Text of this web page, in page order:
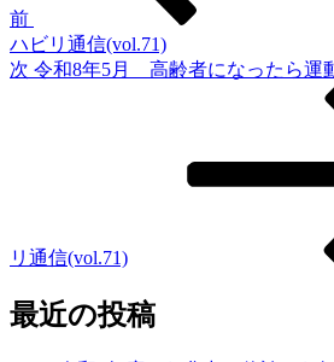
ゲ
ー
前
ハビリ通信(vol.71)
次
次 令和8年5月 高齢者になったら運
リ通信(vol.71)
最近の投稿